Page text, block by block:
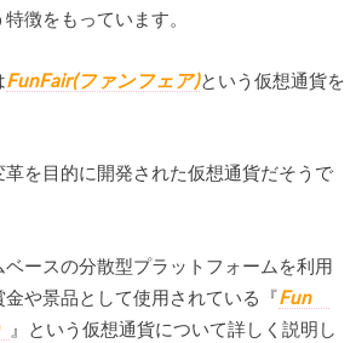
特徴をもっています。
FunFair(ファンフェア)という仮想通貨を
を目的に開発された仮想通貨だそうで
ースの分散型プラットフォームを利用
金や景品として使用されている『Fun
』という仮想通貨について詳しく説明し